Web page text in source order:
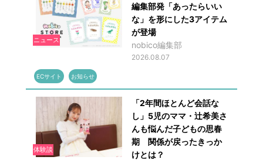
ニュース
編集部発「あったらいい
な」を形にした3アイテム
が登場
nobico編集部
2026.08.07
ECサイト お知らせ
体験談
「2年間ほとんど会話な
し」5児のママ・辻希美さ
んも悩んだ子どもの思春
期 関係が戻ったきっか
けとは？